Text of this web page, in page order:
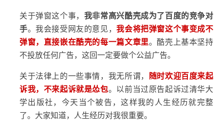
关于弹窗这个事， 我非常高兴酷壳成为了百度的竞争对
手。我会接受网友的意见，我会将把弹窗这个事变成不
弹窗，直接嵌在酷壳的每一篇文章里。酷壳上基本坚持
不投放任何广告，这回一定要做个公益广告。
关于法律上的一些事情，我无所谓， 随时欢迎百度来起
诉我，不来起诉就是怂包。以前当过原告起诉过清华大
学出版社，今天当个被告，这样我的人生经历就完整
了。大家知道，人生经历对我很重要。